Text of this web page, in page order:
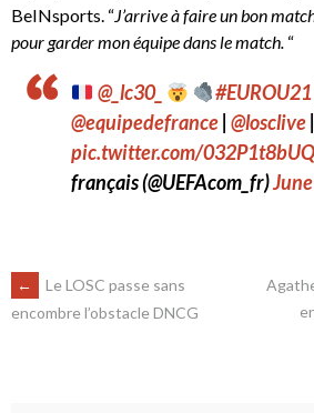
BeINsports. “J’arrive à faire un bon
pour garder mon équipe dans le match. “
@_lc30_ #EUROU21|
@equipedefrance @losclive
pic.twitter.com/032P1t8bUQ
français (@UEFAcom_fr)
←
Le LOSC passe sans
encombre l’obstacle DNCG